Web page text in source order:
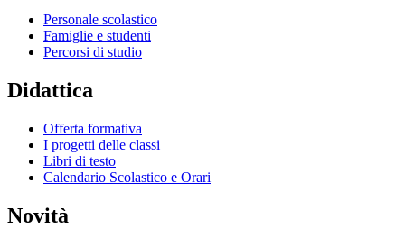
Personale scolastico
Famiglie e studenti
Percorsi di studio
Didattica
Offerta formativa
I progetti delle classi
Libri di testo
Calendario Scolastico e Orari
Novità